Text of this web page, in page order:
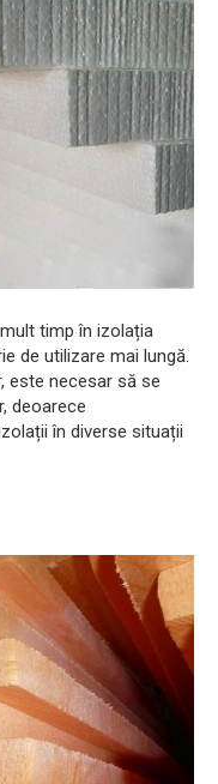
timp în izolația
de utilizare mai lungă.
este necesar să se
deoarece
în diverse situații